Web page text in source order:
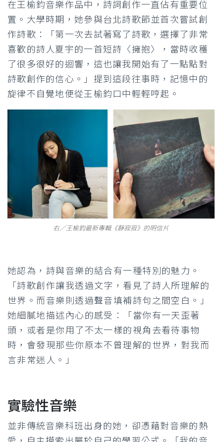
在王榆鈞音樂作品中，詩詞創作一直佔有重要位
置。大學時期，她參與台北詩歌節並首次嘗試創
作詩歌：「第一次去試著寫了詩歌，選擇了非常
喜歡的詩人夏宇的一首短詩〈擁抱〉，當時收穫
了很多很好的迴響，這也讓我開始有了一點點對
詩歌創作的信心。」提到這段往事時，記憶中的
旋律不自覺地便從王榆鈞口中輕輕哼起。
右／王榆鈞最新專輯《靜寂寂》的明信片
她認為，詩與音樂的結合有一種特別的魅力。
「詩歌創作讓我透過文字，看見了詩人所理解的
世界。而音樂則透過聲音填補詩句之間空白。」
她細膩地描述內心的感受：「當你有一天歪著
頭，或者是你用了不太一樣的視角去看待事物
時，會發現那些你原本不曾理解的世界，對我而
言非常迷人。」
實驗性音樂
並非傳統音樂科班出身的她，卻憑藉對音樂的熱